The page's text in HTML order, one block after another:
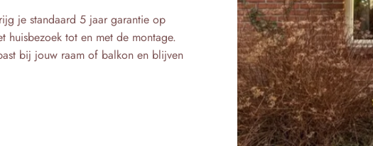
je standaard 5 jaar garantie op
huisbezoek tot en met de montage.
bij jouw raam of balkon en blijven